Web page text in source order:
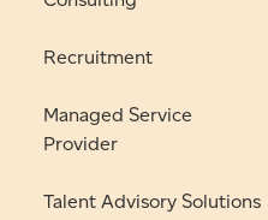
Recruitment
Managed Service
Provider
Talent Advisory Solutions